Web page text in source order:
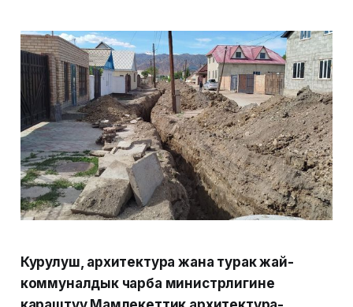
Курулуш, архитектура жана турак жай-
коммуналдык чарба министрлигине